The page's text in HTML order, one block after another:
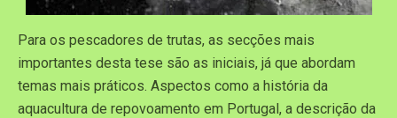
Para os pescadores de trutas, as secções mais
importantes desta tese são as iniciais, já que abordam
temas mais práticos. Aspectos como a história da
aquacultura de repovoamento em Portugal, a descrição da